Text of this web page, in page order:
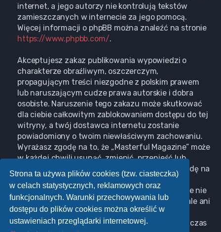
Strona ta używa plików cookies (tzw. ciasteczka)
w celach statystycznych, reklamowych oraz
funkcjonalnych. Warunki przechowywania lub
dostępu do plików cookies można określić w
ustawieniach przeglądarki internetowej.
internet, a jego autorzy nie kontrolują tekstów
zamieszczanych w internecie za jego pomocą.
Więcej informacji o phpBB można znaleźć na stronie
https://www.phpbb.com/.
Akceptujesz zakaz publikowania wypowiedzi o
charakterze obraźliwym, oszczerczym,
propagującym treści niezgodne z polskim prawem
lub naruszającym cudze prawa autorskie i dobra
osobiste. Naruszenie tego zakazu może skutkować
dla ciebie całkowitym zablokowaniem dostępu do tej
witryny, a twój dostawca internetu zostanie
powiadomiony o twoim niewłaściwym zachowaniu.
Wyrażasz zgodę na to, że „Masterful Magazine” może
w każdej chwili usunąć, zmienić, przenieść lub
zamknąć każdy twój temat, post. Wyrażasz zgodę na
zapisywanie wszystkich podanych przez ciebie
informacji w naszej bazie danych. Informacje te nie
będą przekazywane nikomu bez twojej zgody, ale ani
„Masterful Magazine”, ani phpBB nie ponosi
odpowiedzialności za włamania do witryny, podczas